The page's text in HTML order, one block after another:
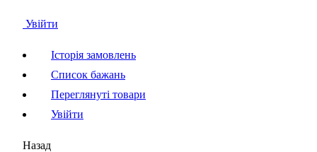
Увійти
Історія замовлень
Список бажань
Переглянуті товари
Увійти
Назад